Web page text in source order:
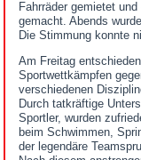
Fahrräder gemietet
gemacht. Abends
Die Stimmung konnte
Am Freitag
Sportwettkämpfen
verschiedenen
Durch tatkräftige
Sportler, wurden
beim Schwimmen,
der legendäre